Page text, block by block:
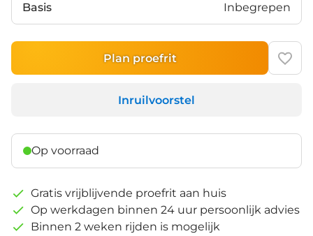
Basis Inbegrepen
Plan proefrit
Inruilvoorstel
Op voorraad
Gratis vrijblijvende proefrit aan huis
Op werkdagen binnen 24 uur persoonlijk advies
Binnen 2 weken rijden is mogelijk